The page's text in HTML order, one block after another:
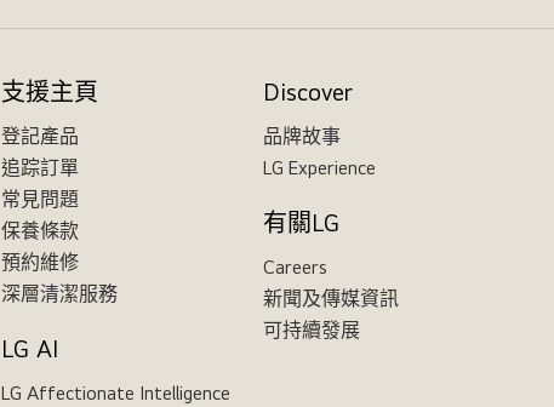
支援主頁
登記產品
追踪訂單
常見問題
保養條款
預約維修
深層清潔服務
LG AI
LG Affectionate Intelligence
Discover
品牌故事
LG Experience
有關LG
Careers
新聞及傳媒資訊
可持續發展